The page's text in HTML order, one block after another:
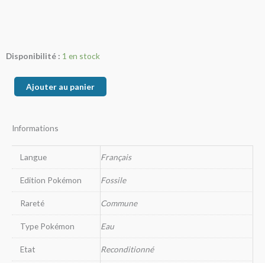
Disponibilité : 1 en stock
quantité
TentacoolAjouter au panier
Informations
Langue Français
Edition Pokémon Fossile
Rareté Commune
Type Pokémon Eau
Etat Reconditionné